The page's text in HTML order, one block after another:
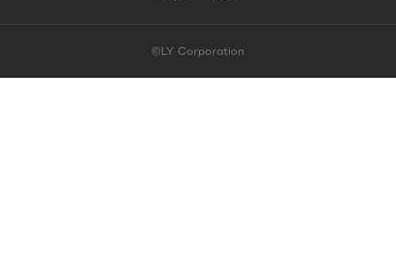
©LY Corporation
このコンテンツは掲載が終了しました | LINE占い